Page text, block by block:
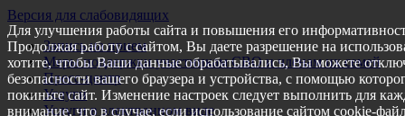
Версия для слабовидящих
Запись на прием
Меры поддержки участникам СВО и членам их семей
Пресс-центр
Услуги
Услуги в электронном виде
Для улучшения работы сайта и повышения его
Продолжая работу с сайтом, Вы даете разрешение на
хотите, чтобы Ваши данные обрабатывались, Вы можете
безопасности вашего браузера и устройства, с помощью
покиньте сайт. Изменение настроек следует выполнить для
внимание, что в случае, если использование сайтом cookie-